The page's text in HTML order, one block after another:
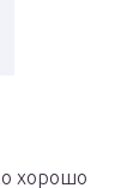
хорошо